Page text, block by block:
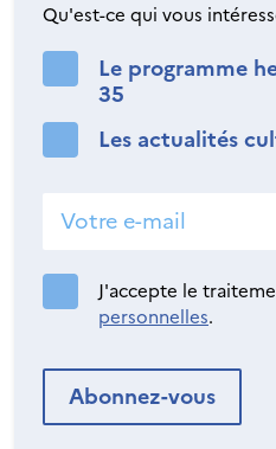
Qu'est-ce qui vous
Le programme
35
Les actualités
J'accepte le
personnelles.